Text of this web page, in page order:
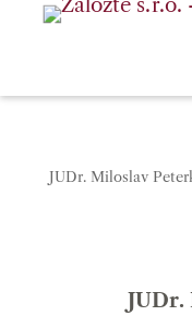
JUDr. Miloslav
JUDr.